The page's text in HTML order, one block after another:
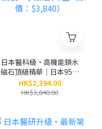
日本醫科級•高機能鎖水
磁石頂級精華｜日本95位
皮膚科醫生及博士研創｜
別號：小銀瓶 / 3盒（原
HK$2,394.00
HK$3,840.00